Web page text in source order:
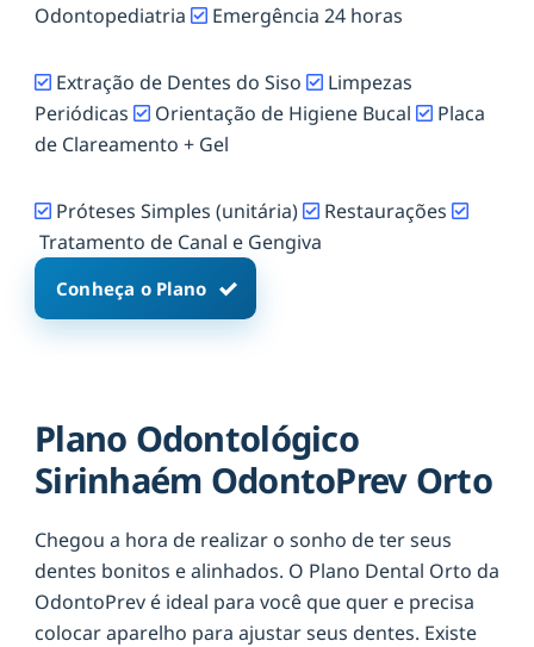
Odontopediatria
Emergência 24 horas
Extração de Dentes do Siso
Limpezas
Periódicas
Orientação de Higiene Bucal
Placa
de Clareamento + Gel
Próteses Simples (unitária)
Restaurações
Tratamento de Canal e Gengiva
Conheça o Plano
Plano Odontológico
Sirinhaém OdontoPrev Orto
Chegou a hora de realizar o sonho de ter seus
dentes bonitos e alinhados. O Plano Dental Orto da
OdontoPrev é ideal para você que quer e precisa
colocar aparelho para ajustar seus dentes. Existe